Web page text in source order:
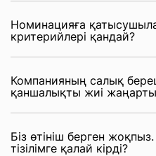
Номинацияға
критерийлері қандай?
Компанияның салық
қаншалықты жиі
Біз өтініш берген
тізілімге қалай кірді?